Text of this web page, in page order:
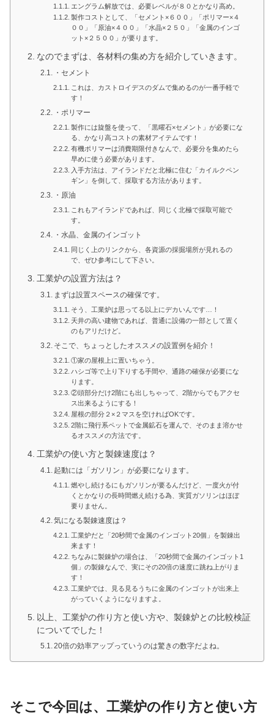
エングラム解放では、必要レベルが８０とかなり高め。
製作コストとして、「セメント×６００」「ポリマー×４
００」「原油×４００」「水晶×２５０」「金属のインゴ
ット×２５００」が要ります。
なのでまずは、各材料の集め方を紹介していきます。
・セメント
これは、カストロイデスのダムで集めるのが一番手軽で
す！
・ポリマー
製作には旋盤を使って、「黒曜石×セメント」が必要にな
る、かなり高コストの素材アイテムです！
有機ポリマーは消費期限付きなんで、必要分を集めたら
早めに使う必要があります。
入手方法は、アイランドだと北極に住む「カイルクペン
ギン」を倒して、採取する方法があります。
・原油
これもアイランドであれば、同じく北極で採取可能で
す。
・水晶、金属のインゴット
同じく上のリンクから、各資源の採掘場所が見れるの
で、ぜひ参考にして下さい。
工業炉の設置方法は？
まずは設置スペースの確保です。
そう、工業炉は思ってる以上にデカいんです…！
天井の高い建物であれば、普通に設備の一部として置く
のもアリだけど。
そこで、ちょっとしたオススメの設置例を紹介！
①家の屋根上に置いちゃう。
ハシゴ等で上り下りする手間や、通路の確保が必要にな
ります。
②頭部分だけ2階にも出しちゃって、2階からでもアクセ
ス出来るようにする！
屋根の部分２×２マスを空ければOKです。
2階に飛行系ペットで金属鉱石を運んで、そのまま溶かせ
るオススメの方法です。
工業炉の使い方と製錬速度は？
起動には「ガソリン」が必要になります。
燃やし続けるにもガソリンが要るんだけど、一度火が付
くとかなりの長時間燃え続ける為、実質ガソリンはほぼ
要りません。
気になる製錬速度は？
工業炉だと「20秒間で金属のインゴット20個」を製錬出
来ます！
ちなみに製錬炉の場合は、「20秒間で金属のインゴット1
個」の製錬なんで、実にその20倍の速度に跳ね上がりま
す！
工業炉では、見る見るうちに金属のインゴットが出来上
がっていくようになりますよ。
以上、工業炉の作り方と使い方や、製錬炉との比較検証
についてでした！
20倍の効率アップっていうのは驚きの数字だよね。
そこで今回は、工業炉の作り方と使い方